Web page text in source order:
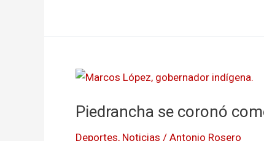
Piedrancha se coronó
Deportes, Noticias / Antonio Rosero
Piedrancha
coronó